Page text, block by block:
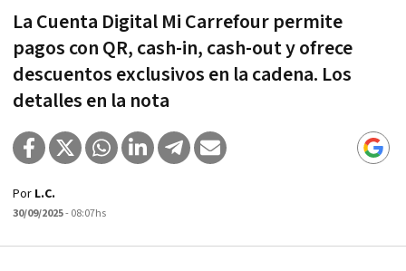
La Cuenta Digital Mi Carrefour permite
pagos con QR, cash-in, cash-out y ofrece
descuentos exclusivos en la cadena. Los
detalles en la nota
Por L.C.
30/09/2025- 08:07hs